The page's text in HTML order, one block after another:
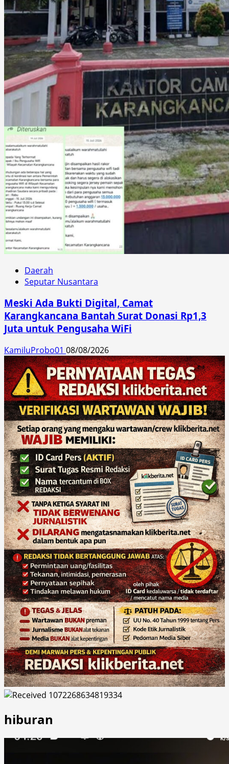
Daerah
Seputar Nusantara
Meski Ada Bukti Digital, Camat
Karangkancana Bantah Surat Donasi Rp1,3
Juta untuk Pengusaha WiFi
KamiluProbo01 08/08/2026
hiburan